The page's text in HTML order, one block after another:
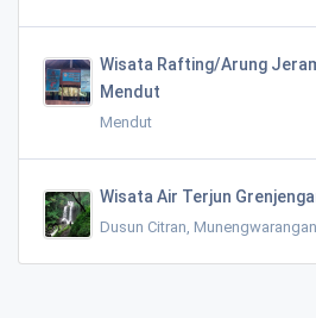
Wisata Rafting/Arung
Mendut
Mendut
Wisata Air Terjun
Dusun Citran,